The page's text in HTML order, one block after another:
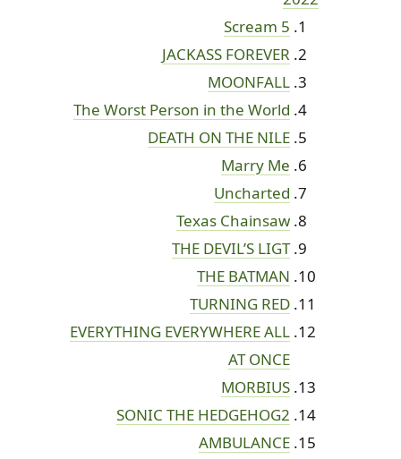
Scream 5
JACKASS FOREVER
MOONFALL
The Worst Person in the World
DEATH ON THE NILE
Marry Me
Uncharted
Texas Chainsaw
THE DEVIL’S LIGT
THE BATMAN
TURNING RED
EVERYTHING EVERYWHERE ALL
AT ONCE
MORBIUS
SONIC THE HEDGEHOG2
AMBULANCE